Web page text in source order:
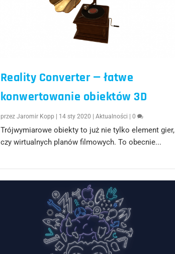
Reality Converter — łatwe
konwertowanie obiektów 3D
przez Jaromir Kopp 14 sty 2020 Aktualności 0
Trójwymiarowe obiekty to już nie tylko element gier,
czy wirtualnych planów filmowych. To obecnie...